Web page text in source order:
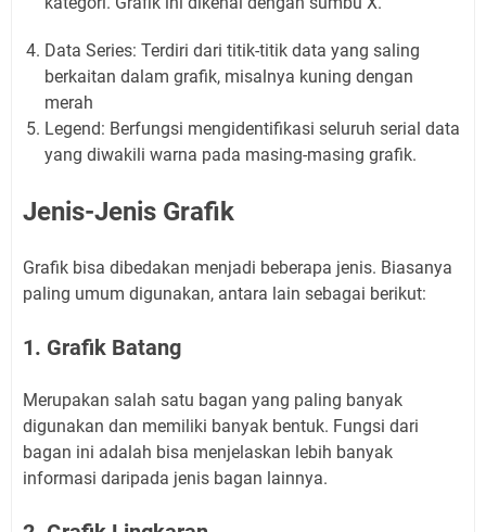
Data Series: Terdiri dari titik-titik data yang saling
berkaitan dalam grafik, misalnya kuning dengan
merah
Legend: Berfungsi mengidentifikasi seluruh serial data
yang diwakili warna pada masing-masing grafik.
Jenis-Jenis Grafik
Grafik bisa dibedakan menjadi beberapa jenis. Biasanya
paling umum digunakan, antara lain sebagai berikut:
1. Grafik Batang
Merupakan salah satu bagan yang paling banyak
digunakan dan memiliki banyak bentuk. Fungsi dari
bagan ini adalah bisa menjelaskan lebih banyak
informasi daripada jenis bagan lainnya.